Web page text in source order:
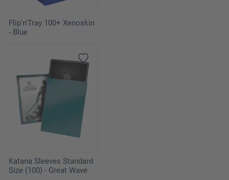
Flip'n'Tray 100+ Xenoskin
- Blue
Katana Sleeves Standard
Size (100) - Great Wave